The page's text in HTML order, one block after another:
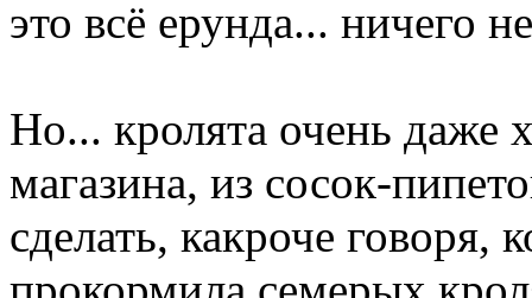
это всё ерунда... ничего
Но... кролята очень даже
магазина, из сосок-
сделать, какроче говоря,